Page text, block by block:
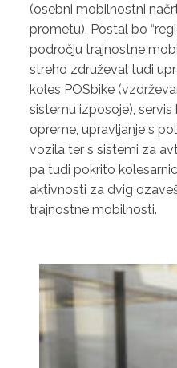
(osebni mobilnostni
prometu). Postal bo
področju trajnostne
streho združeval tudi
koles POSbike
sistemu izposoje),
opreme, upravljanje s
vozila ter s sistemi za
pa tudi pokrito
aktivnosti za dvig
trajnostne mobilnosti.